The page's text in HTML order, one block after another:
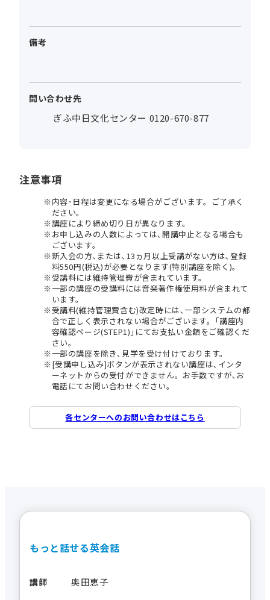
備考
問い合わせ先
ぎふ中日文化センター 0120-670-877
注意事項
内容･日程は変更になる場合がございます。ご了承く
ださい。
講座により締め切り日が異なります。
お申し込みの人数によっては､開講中止となる場合も
ございます。
新入会の方､または､13ヵ月以上受講がない方は､登録
料550円(税込)が必要となります(特別講座を除く)。
受講料には維持管理費が含まれています。
一部の講座の受講料には音楽著作権使用料が含まれて
います。
受講料(維持管理費含む)改定時には､一部システムの都
合で正しく表示されない場合がございます。｢講座内
容確認ページ(STEP1)｣にてお支払い金額をご確認くだ
さい。
一部の講座を除き､見学を受け付けております。
[受講申し込み]ボタンが表示されない講座は､インタ
ーネットからの受付ができません。お手数ですが､お
電話にてお問い合わせください。
各センターへのお問い合わせはこちら
もっと話せる英会話
講師 奥田恵子